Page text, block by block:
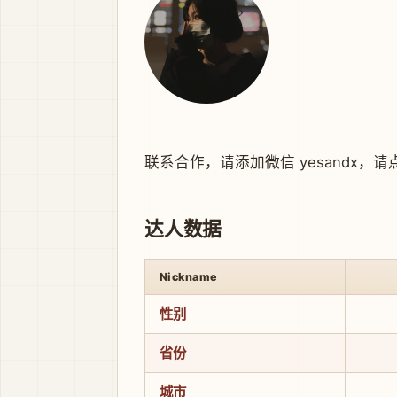
联系合作，请添加微信 yesandx， 请
达人数据
Nickname
性别
省份
城市